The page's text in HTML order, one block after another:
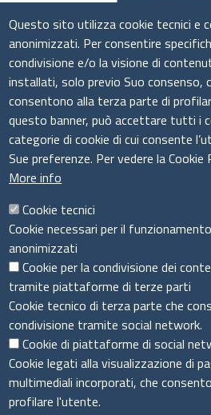
Seguici su
Il sistema camerale
Menù privacy
Cookie Policy Note legali
Privacy
Dichiarazione di accessibilità
Questo sito utilizza cookie tecnici e
anonimizzati. Per consentire
condivisione e/o la visione di
installati, solo previo Suo consenso,
consentono alla terza parte di
questo banner, può accettare tutti i
categorie di cookie di cui consente
Sue preferenze. Per vedere la Cookie
More info
Cookie tecnici
Cookie necessari per il
anonimizzati
Cookie per la condivisione dei
tramite piattaforme di terze parti
Cookie tecnico di terza parte che
condivisione tramite social network.
Cookie di piattaforme di social
Cookie legati alla visualizzazione di
multimediali incorporati, che
profilare l'utente.